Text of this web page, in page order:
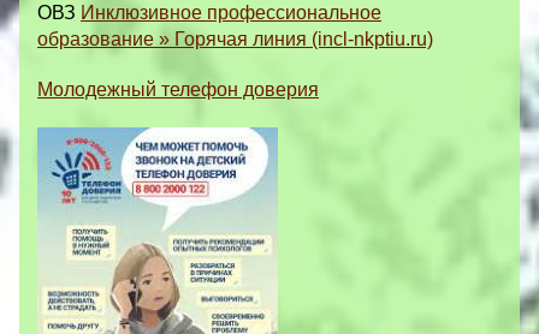
ОВЗ Инклюзивное профессиональное
образование » Горячая линия (incl-nkptiu.ru)
Молодежный телефон доверия